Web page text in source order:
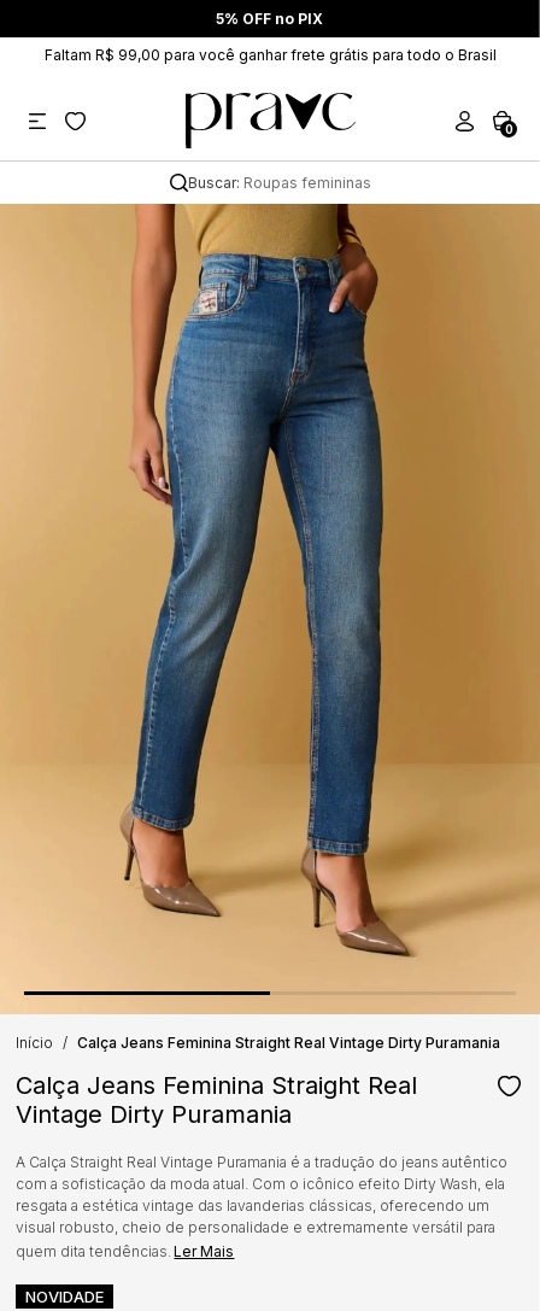
5% OFF no PIX
Faltam R$ 99,00 para você ganhar frete grátis para todo o Brasil
0
Buscar: Roupas femininas
Início Calça Jeans Feminina Straight Real Vintage Dirty Puramania
Calça Jeans Feminina Straight Real
Vintage Dirty Puramania
A Calça Straight Real Vintage Puramania é a tradução do jeans autêntico
com a sofisticação da moda atual. Com o icônico efeito Dirty Wash, ela
resgata a estética vintage das lavanderias clássicas, oferecendo um
visual robusto, cheio de personalidade e extremamente versátil para
quem dita tendências.Ler Mais
NOVIDADE